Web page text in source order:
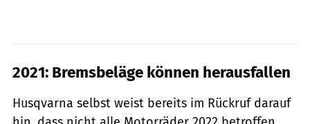
2021: Bremsbeläge können herausfallen
Husqvarna selbst weist bereits im Rückruf darauf